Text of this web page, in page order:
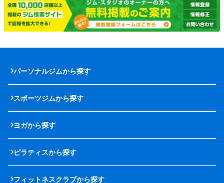
パーソナルジムから探す
スポーツジムから探す
ヨガから探す
ピラティスから探す
フィットネスクラブから探す